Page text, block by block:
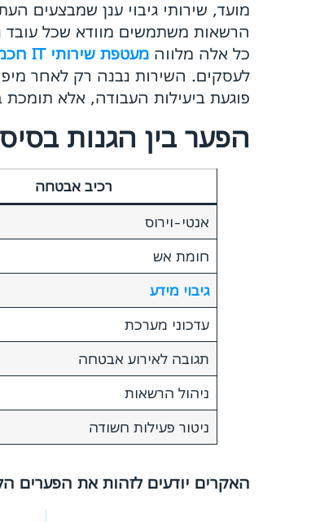
מועד, שירותי גיבוי ענן שמבצעים
כל אלה מלווה מעטפת שירותי IT חכמים, הכוללים תחזוקה שוטפת, תמיכה טכנית והטמעת פתרונות מתקדמים
לעסקים. השירות נבנה רק לאחר
פוגעת ביעילות העבודה, אלא תומכת
הפער בין הגנות
רכיב אבטחה
אנטי-וירוס
חומת אש
גיבוי מידע
עדכוני מערכת
תגובה לאירוע אבטחה
ניהול הרשאות
ניטור פעילות חשודה
האקרים יודעים לזהות את הפערים